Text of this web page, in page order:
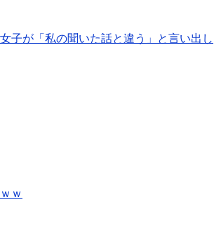
子が「私の聞いた話と違う」と言い出し
ｗ